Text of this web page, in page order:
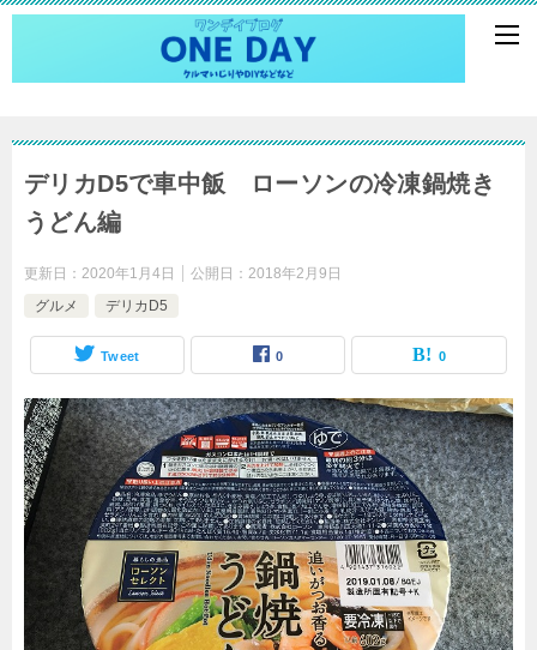
デリカD5で車中飯 ローソンの冷凍鍋焼き
うどん編
更新日： 2020年1月4日 公開日： 2018年2月9日
グルメ
デリカD5
Tweet 0 0